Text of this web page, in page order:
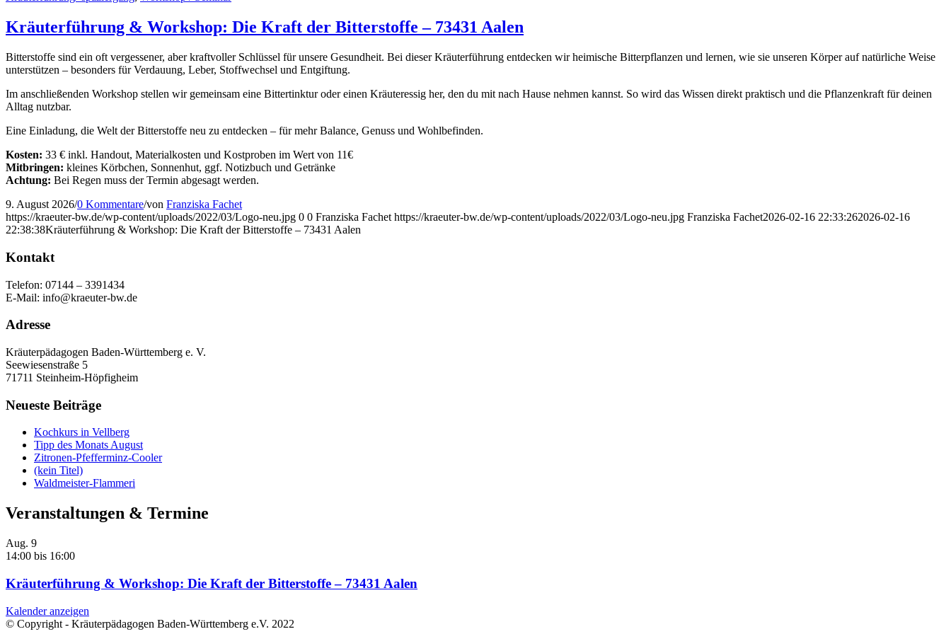
Kräuterführung & Workshop: Die Kraft der Bitterstoffe – 73431 Aalen
Bitterstoffe sind ein oft vergessener, aber kraftvoller Schlüssel für unsere Gesundheit. Bei dieser Kräuterführung entdecken wir heimische Bitterpflanzen und lernen, wie sie unseren Körper auf natürliche Weise
unterstützen – besonders für Verdauung, Leber, Stoffwechsel und Entgiftung.
Im anschließenden Workshop stellen wir gemeinsam eine Bittertinktur oder einen Kräuteressig her, den du mit nach Hause nehmen kannst. So wird das Wissen direkt praktisch und die Pflanzenkraft für deinen
Alltag nutzbar.
Eine Einladung, die Welt der Bitterstoffe neu zu entdecken – für mehr Balance, Genuss und Wohlbefinden.
Kosten: 33 € inkl. Handout, Materialkosten und Kostproben im Wert von 11€
Mitbringen: kleines Körbchen, Sonnenhut, ggf. Notizbuch und Getränke
Achtung: Bei Regen muss der Termin abgesagt werden.
9. August 2026/0 Kommentare/von Franziska Fachet
https://kraeuter-bw.de/wp-content/uploads/2022/03/Logo-neu.jpg 0 0 Franziska Fachet https://kraeuter-bw.de/wp-content/uploads/2022/03/Logo-neu.jpg Franziska Fachet2026-02-16 22:33:262026-02-16
22:38:38Kräuterführung & Workshop: Die Kraft der Bitterstoffe – 73431 Aalen
Kontakt
Telefon: 07144 – 3391434
E-Mail: info@kraeuter-bw.de
Adresse
Kräuterpädagogen Baden-Württemberg e. V.
Seewiesenstraße 5
71711 Steinheim-Höpfigheim
Neueste Beiträge
Kochkurs in Vellberg
Tipp des Monats August
Zitronen-Pfefferminz-Cooler
(kein Titel)
Waldmeister-Flammeri
Veranstaltungen & Termine
Aug. 9
14:00 bis 16:00
Kräuterführung & Workshop: Die Kraft der Bitterstoffe – 73431 Aalen
Kalender anzeigen
© Copyright - Kräuterpädagogen Baden-Württemberg e.V. 2022